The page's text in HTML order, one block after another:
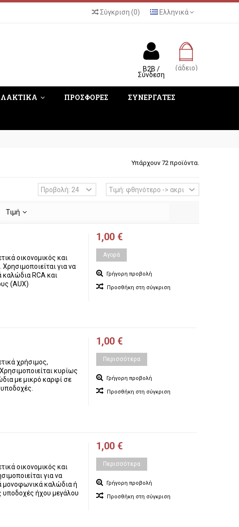
Ελληνικά
Σύγκριση (0)
(άδειο)
B2B /
Σύνδεση
ΠΡΟΣΦΟΡΕΣ ΣΥΝΕΡΓΑΤΕΣ
Υπάρχουν 72 προϊόντα.
Τιμή
οικονομικός και
για να
RCA και
(AUX)
1,00 €
Αγορά
Γρήγορη προβολή
Προσθήκη στη σύγκριση
χρήσιμος,
κυρίως
με μικρό καρφί σε
1,00 €
Περισσότερα
Γρήγορη προβολή
Προσθήκη στη σύγκριση
οικονομικός και
για να
μονοφωνικά καλώδια ή
υποδοχές ήχου μεγάλου
1,00 €
Περισσότερα
Γρήγορη προβολή
Προσθήκη στη σύγκριση